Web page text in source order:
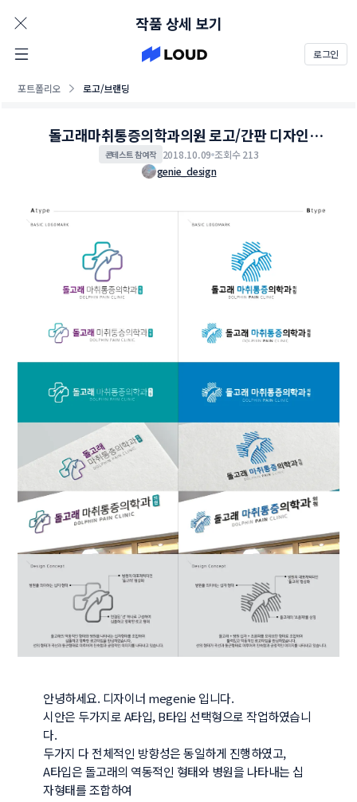
로그인
포트폴리오 로고/브랜딩
작품 상세 보기
돌고래마취통증의학과의원 로고/간판 디자인
의뢰
콘테스트 참여작 2018.10.09 조회수 213
genie_design
안녕하세요. 디자이너 megenie 입니다.
시안은 두가지로 A타입, B타입 선택형으로 작업하였습니
다.
두가지 다 전체적인 방향성은 동일하게 진행하였고,
A타입은 돌고래의 역동적인 형태와 병원을 나타내는 십
자형태를 조합하여